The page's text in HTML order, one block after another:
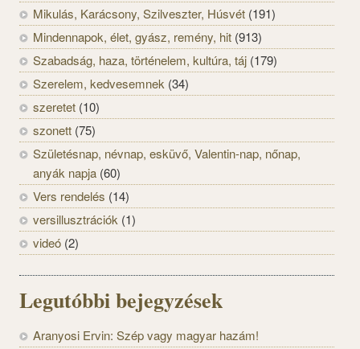
Mikulás, Karácsony, Szilveszter, Húsvét (191)
Mindennapok, élet, gyász, remény, hit (913)
Szabadság, haza, történelem, kultúra, táj (179)
Szerelem, kedvesemnek (34)
szeretet (10)
szonett (75)
Születésnap, névnap, esküvő, Valentin-nap, nőnap,
anyák napja (60)
Vers rendelés (14)
versillusztrációk (1)
videó (2)
Legutóbbi bejegyzések
Aranyosi Ervin: Szép vagy magyar hazám!